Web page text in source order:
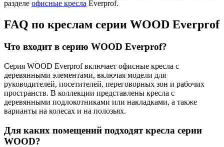
разделе офисные кресла Everprof.
FAQ по креслам серии WOOD Everprof
Что входит в серию WOOD Everprof?
Серия WOOD Everprof включает офисные кресла с
деревянными элементами, включая модели для
руководителей, посетителей, переговорных зон и рабочих
пространств. В коллекции представлены кресла с
деревянными подлокотниками или накладками, а также
варианты на колесах и на полозьях.
Для каких помещений подходят кресла серии
WOOD?